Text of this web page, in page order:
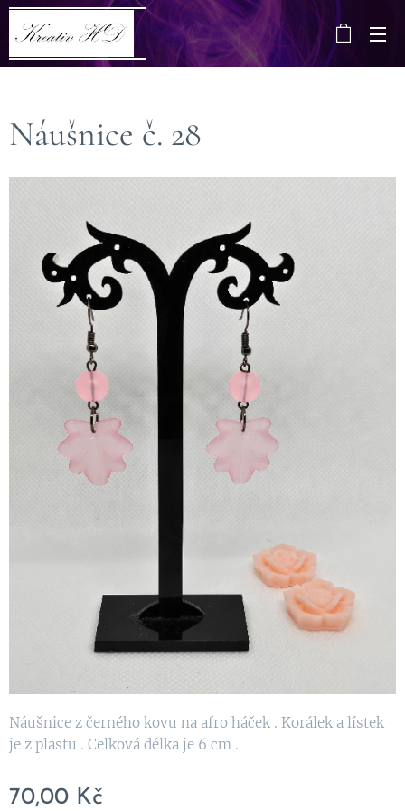
Náušnice č. 28
Náušnice z černého kovu na afro háček . Korálek a lístek
je z plastu . Celková délka je 6 cm .
70,00 Kč